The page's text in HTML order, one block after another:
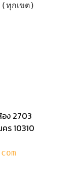
ทุกเขต)
อง 2703
ร 10310